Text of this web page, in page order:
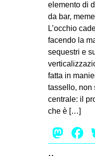
elemento di
da bar,
L’occhio
facendo la
sequestri e
fatta in
tassello, non
centrale: il
che è […]